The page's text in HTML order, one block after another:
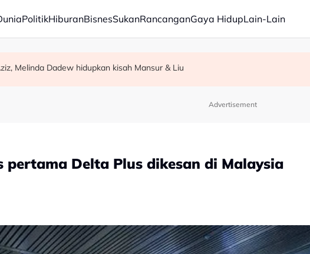
PolitikHiburanBisnesSukanRancanganGaya HidupLain-Lain
berpindah ke Ombak KLCC, dibuka sepenuhnya menjelang penghujung 2027
Melinda Dadew hidupkan kisah Mansur & Liu
kedudukan kelompok 10 terbaik Indeks Keamanan Global - Saifuddin Nasution
Advertisement
pertama Delta Plus dikesan di Malaysia